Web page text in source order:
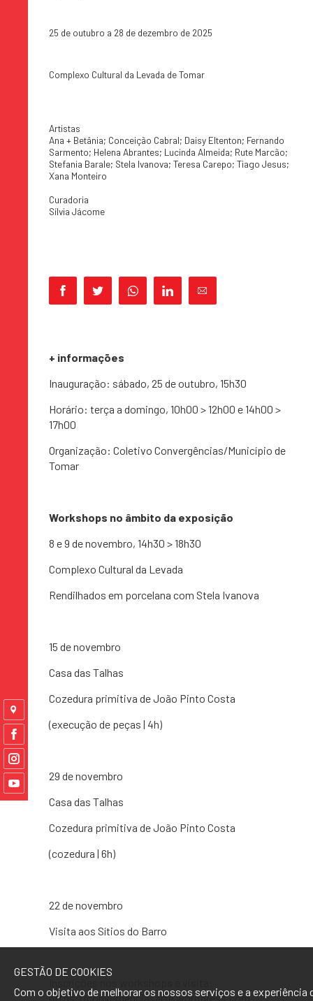
GESTÃO DE COOKIES
Com o objetivo de melhorar os nossos serviços e a experiência
25 de outubro a 28 de dezembro de 2025
Complexo Cultural da Levada de Tomar
Artistas
Ana + Betânia; Conceição Cabral; Daisy Eltenton; Fernando
Sarmento; Helena Abrantes; Lucinda Almeida; Rute Marcão;
Stefania Barale; Stela Ivanova; Teresa Carepo; Tiago Jesus;
Xana Monteiro
Curadoria
Sílvia Jácome
+ informações
Inauguração: sábado, 25 de outubro, 15h30
Horário: terça a domingo, 10h00 > 12h00 e 14h00 >
17h00
Organização: Coletivo Convergências/Município de
Tomar
Workshops no âmbito da exposição
8 e 9 de novembro, 14h30 > 18h30
Complexo Cultural da Levada
Rendilhados em porcelana com Stela Ivanova
15 de novembro
Casa das Talhas
Cozedura primitiva de João Pinto Costa
(execução de peças | 4h)
29 de novembro
Casa das Talhas
Cozedura primitiva de João Pinto Costa
(cozedura | 6h)
22 de novembro
Visita aos Sítios do Barro
https://convergenciasarte.wordpress.com